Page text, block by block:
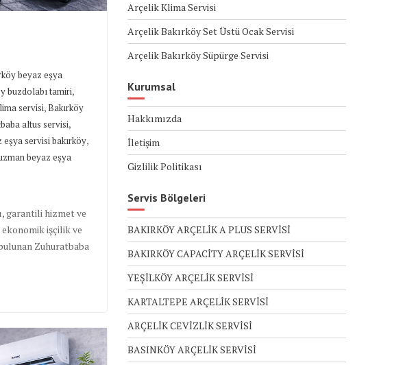
beyaz eşya
buzdolabı tamiri,
servisi,Bakırköy
altus servisi,
eşya servisi bakırköy,
beyaz eşya
garantili hizmet ve
işçilik ve
Zuhuratbaba
Arçelik Klima Servisi
Arçelik Bakırköy Set Üstü Ocak Servisi
Arçelik Bakırköy Süpürge Servisi
Kurumsal
Hakkımızda
İletişim
Gizlilik Politikası
Servis Bölgeleri
BAKIRKÖY ARÇELİK A PLUS SERVİSİ
BAKIRKÖY CAPACİTY ARÇELİK SERVİSİ
YEŞİLKÖY ARÇELİK SERVİSİ
KARTALTEPE ARÇELİK SERVİSİ
ARÇELİK CEVİZLİK SERVİSİ
BASINKÖY ARÇELİK SERVİSİ